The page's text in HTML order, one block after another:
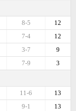
12
8-5
12
7-4
9
3-7
3
7-9
13
11-6
13
9-1